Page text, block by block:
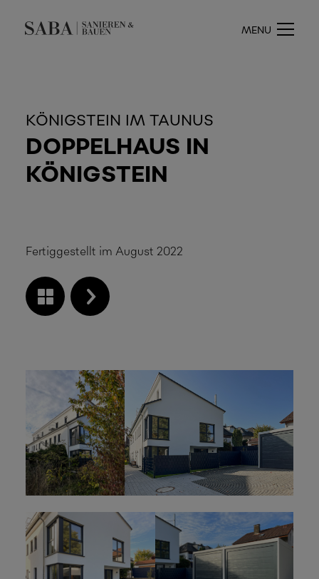
MENU
KÖNIGSTEIN IM TAUNUS
DOPPELHAUS IN
KÖNIGSTEIN
Fertiggestellt im August 2022